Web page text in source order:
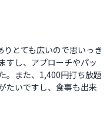
とても広いので思いっき
すし、アプローチやパッ
。また、1,400円打ち放題
たいですし、食事も出来